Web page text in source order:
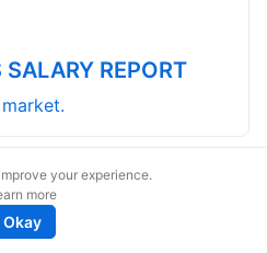
REPORT
your experience.
more
Okay